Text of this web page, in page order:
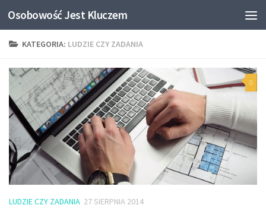
Osobowość Jest Kluczem
KATEGORIA: LUDZIE CZY ZADANIA
0
LUDZIE CZY ZADANIA 27 SIERPNIA 2014